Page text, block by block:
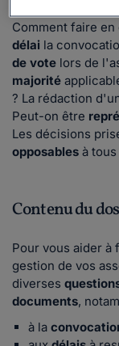
Comment faire en
délai la
de vote lors de
majorité
? La rédaction
Peut-on être
Les décisions
opposables à tous
Contenu du
Pour vous aider à
gestion de vos
diverses
documents,
à la